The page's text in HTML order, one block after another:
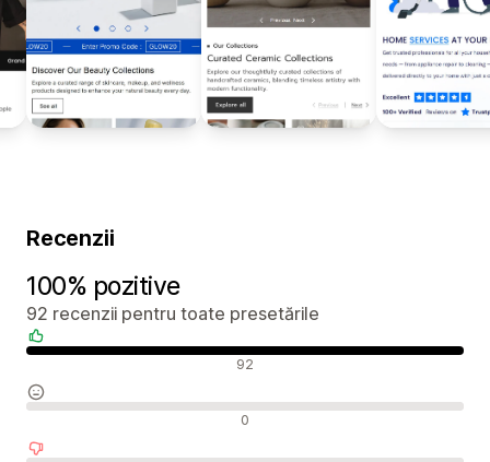
Recenzii
100% pozitive
92 recenzii pentru toate presetările
92
0